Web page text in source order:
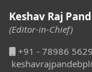
Keshav Raj
(Editor-in-Chief)
+91 - 78986